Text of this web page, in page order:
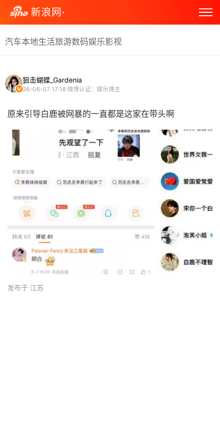
新浪网·
汽车本地生活旅游数码娱乐影视
狙击蝴蝶_Gardenia
26-06-07 17:18 微博认证：娱乐博主
原来引导白鹿被网暴的一直都是这家在带头啊 ​
发布于 江苏